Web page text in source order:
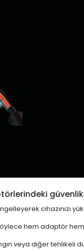
cihazınızı
böylece hem adaptör
veya diğer tehlikeli